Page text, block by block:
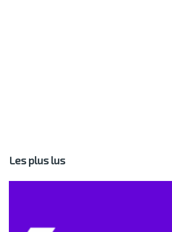
Les plus lus